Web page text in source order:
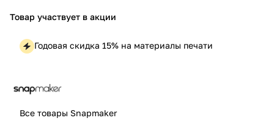
Товар участвует в акции
Годовая скидка 15% на материалы печати
Все товары Snapmaker